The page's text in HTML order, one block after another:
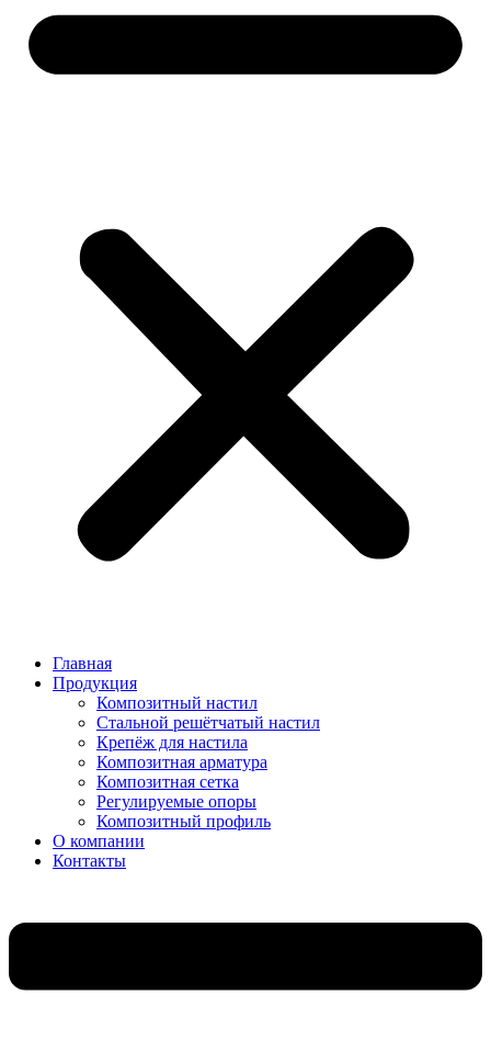
Главная
Продукция
Композитный настил
Стальной решётчатый настил
Крепёж для настила
Композитная арматура
Композитная сетка
Регулируемые опоры
Композитный профиль
О компании
Контакты